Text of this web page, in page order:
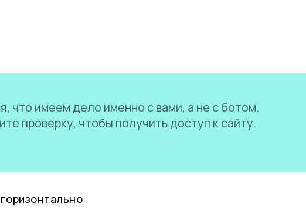
что имеем дело именно с вами, а не с ботом.
проверку, чтобы получить доступ к сайту.